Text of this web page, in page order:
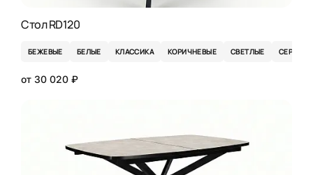
Стол RD120
БЕЖЕВЫЕ БЕЛЫЕ КЛАССИКА КОРИЧНЕВЫЕ СВЕТЛЫЕ СЕРЫЕ
от 30 020 ₽